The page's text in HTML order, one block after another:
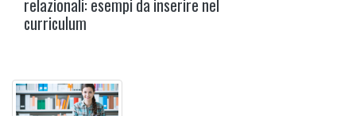
relazionali: esempi da inserire nel
curriculum